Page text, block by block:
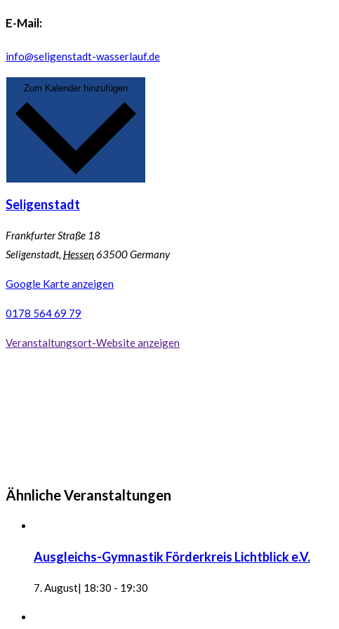
E-Mail:
info@seligenstadt-wasserlauf.de
Seligenstadt
Frankfurter Straße 18
Seligenstadt, Hessen63500Germany
Google Karte anzeigen
0178 564 69 79
Veranstaltungsort-Website anzeigen
Ähnliche Veranstaltungen
Ausgleichs-Gymnastik Förderkreis Lichtblick e.V.
7. August| 18:30 - 19:30